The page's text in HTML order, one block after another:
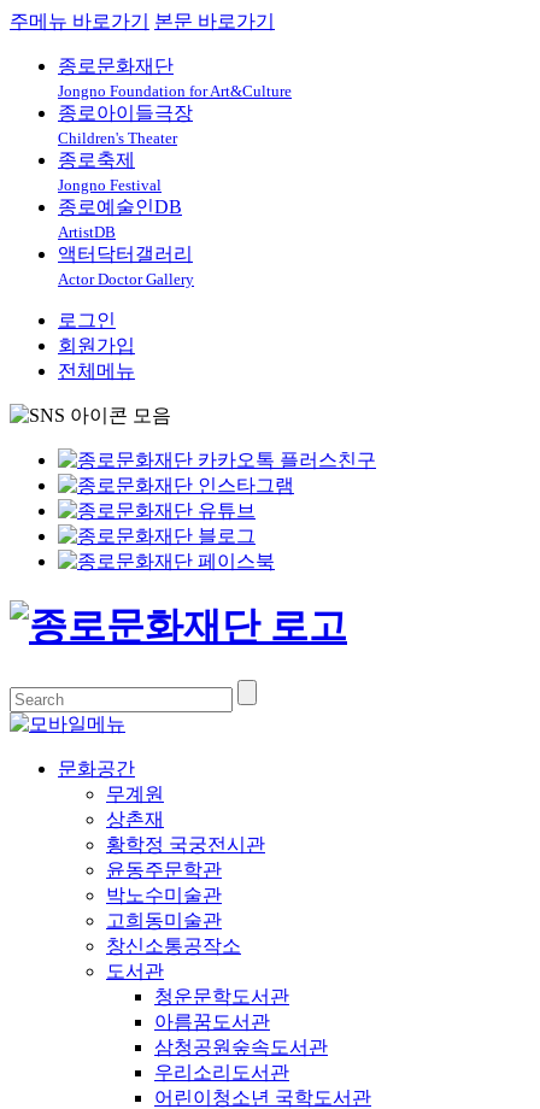
주메뉴 바로가기 본문 바로가기
종로문화재단
Jongno Foundation for Art&Culture
종로아이들극장
Children's Theater
종로축제
Jongno Festival
종로예술인DB
ArtistDB
액터닥터갤러리
Actor Doctor Gallery
로그인
회원가입
전체메뉴
문화공간
무계원
상촌재
황학정 국궁전시관
윤동주문학관
박노수미술관
고희동미술관
창신소통공작소
도서관
청운문학도서관
아름꿈도서관
삼청공원숲속도서관
우리소리도서관
어린이청소년 국학도서관